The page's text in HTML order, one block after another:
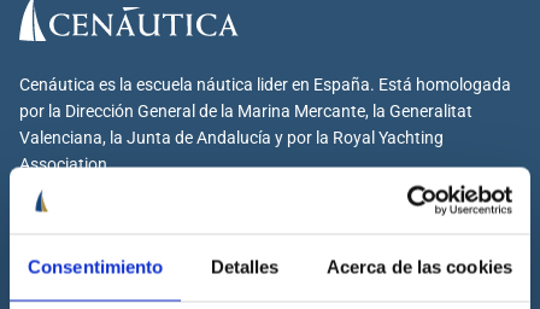
Consentimiento Detalles Acerca de las cookies
Cenáutica es la escuela náutica lider en España. Está homologada
por la Dirección General de la Marina Mercante, la Generalitat
Valenciana, la Junta de Andalucía y por la Royal Yachting
Association.
Cenáutica